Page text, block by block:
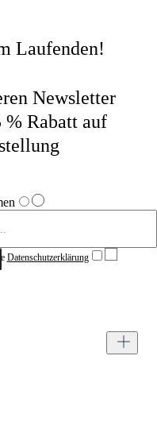
Laufenden!
Newsletter
% Rabatt auf
Datenschutzerklärung